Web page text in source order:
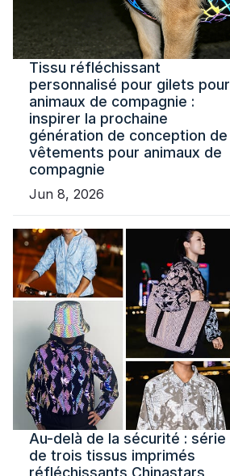
Tissu réfléchissant
personnalisé pour gilets pour
animaux de compagnie :
inspirer la prochaine
génération de conception de
vêtements pour animaux de
compagnie
Jun 8, 2026
Au-delà de la sécurité : série
de trois tissus imprimés
réfléchissants Chinastars